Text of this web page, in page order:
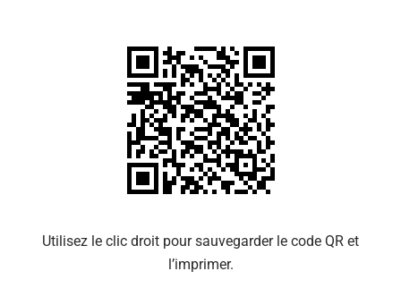
Utilisez le clic droit pour sauvegarder le code QR et
l’imprimer.